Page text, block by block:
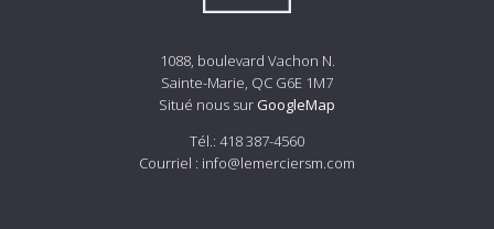
1088, boulevard Vachon N.
Sainte-Marie, QC G6E 1M7
Situé nous sur GoogleMap
Tél.: 418 387-4560
Courriel : info@lemerciersm.com